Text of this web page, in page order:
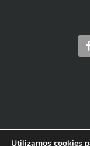
Utilizamos cookies